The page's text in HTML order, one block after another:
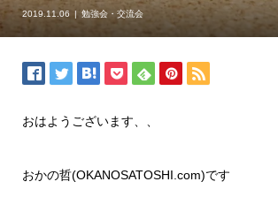
2019.11.06 勉強会・交流会
おはようございます、、
おかの哲(OKANOSATOSHI.com)です